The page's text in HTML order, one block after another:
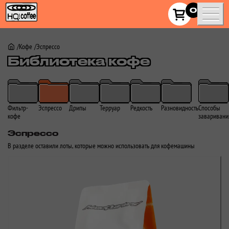
HQ!_coffee
0
Кофе Эспрессо
Библиотека кофе
Фильтр-
кофе
Эспрессо Дрипы Терруар Редкость РазновидностьСпособы
Эспрессо
В разделе оставили лоты, которые можно использовать для кофемашины